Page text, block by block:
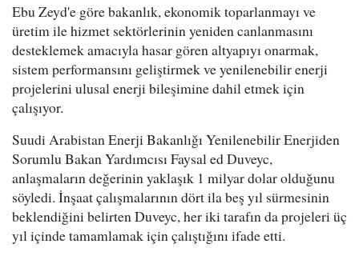
Ebu Zeyd'e göre bakanlık, ekonomik toparlanmayı ve
üretim ile hizmet sektörlerinin yeniden canlanmasını
desteklemek amacıyla hasar gören altyapıyı onarmak,
sistem performansını geliştirmek ve yenilenebilir enerji
projelerini ulusal enerji bileşimine dahil etmek için
çalışıyor.
Suudi Arabistan Enerji Bakanlığı Yenilenebilir Enerjiden
Sorumlu Bakan Yardımcısı Faysal ed Duveyc,
anlaşmaların değerinin yaklaşık 1 milyar dolar olduğunu
söyledi. İnşaat çalışmalarının dört ila beş yıl sürmesinin
beklendiğini belirten Duveyc, her iki tarafın da projeleri üç
yıl içinde tamamlamak için çalıştığını ifade etti.